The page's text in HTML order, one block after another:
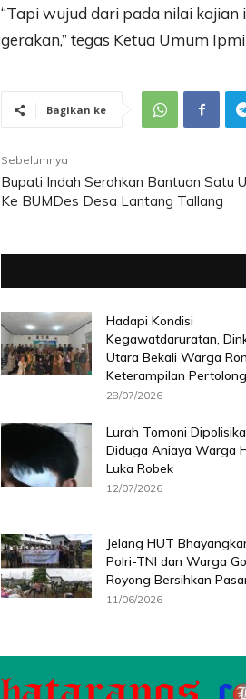
“Tapi wujud dari pada nilai
gerakan,” tegas Ketua Umum
Bagikan ke
Sebelumnya
Bupati Indah Serahkan Bantuan Satu
Ke BUMDes Desa Lantang Tallang
Hadapi Kondisi
Kegawatdaruratan,
Utara Bekali Warga
Keterampilan
28/07/2026
Lurah Tomoni
Diduga Aniaya Warga
Luka Robek
12/07/2026
Jelang HUT
Polri-TNI dan Warga
Royong Bersihkan
11/06/2026